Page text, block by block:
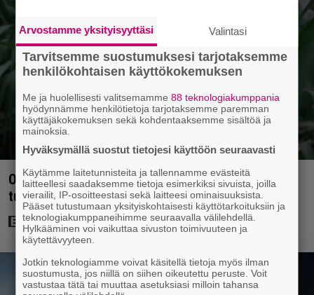
Ohjaaja lähti kalppimaan 870 miljoonaa dollaria
tuottaneen elokuvan jatko-osasta
Arvostamme yksityisyyttäsi Valintasi
Tarvitsemme suostumuksesi tarjotaksemme
henkilökohtaisen käyttökokemuksen
Me ja huolellisesti valitsemamme88 teknologiakumppania
hyödynnämme henkilötietoja tarjotaksemme paremman
käyttäjäkokemuksen sekä kohdentaaksemme sisältöä ja
mainoksia.
Hyväksymällä suostut tietojesi käyttöön seuraavasti
Käytämme laitetunnisteita ja tallennamme evästeitä
laitteellesi saadaksemme tietoja esimerkiksi sivuista, joilla
vierailit, IP-osoitteestasi sekä laitteesi ominaisuuksista.
Pääset tutustumaan yksityiskohtaisesti käyttötarkoituksiin ja
teknologiakumppaneihimme seuraavalla välilehdellä.
Hylkääminen voi vaikuttaa sivuston toimivuuteen ja
käytettävyyteen.
Jotkin teknologiamme voivat käsitellä tietoja myös ilman
suostumusta, jos niillä on siihen oikeutettu peruste. Voit
vastustaa tätä tai muuttaa asetuksiasi milloin tahansa